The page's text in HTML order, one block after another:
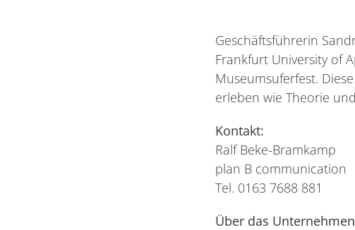
Geschäftsführerin
Frankfurt University of
Museumsuferfest.
erleben wie Theorie
Kontakt:
Ralf Beke-Bramkamp
plan B communication
Tel. 0163 7688 881
Über das